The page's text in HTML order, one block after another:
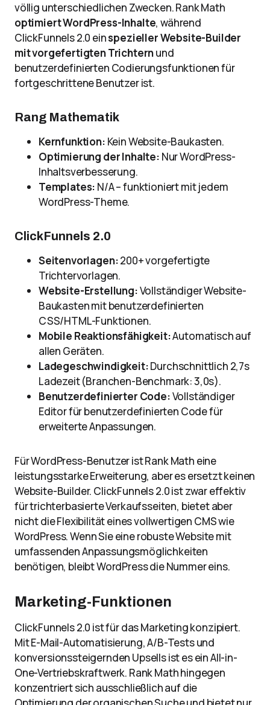
völlig unterschiedlichen Zwecken. Rank Math
optimiert WordPress-Inhalte, während
ClickFunnels 2.0 einspezieller Website-Builder
mit vorgefertigten Trichternund
benutzerdefinierten Codierungsfunktionen für
fortgeschrittene Benutzer ist.
Rang Mathematik
Kernfunktion: Kein Website-Baukasten.
Optimierung der Inhalte: Nur WordPress-
Inhaltsverbesserung.
Templates: N/A – funktioniert mit jedem
WordPress-Theme.
ClickFunnels 2.0
Seitenvorlagen:200+ vorgefertigte
Trichtervorlagen.
Website-Erstellung:Vollständiger Website-
Baukasten mit benutzerdefinierten
CSS/HTML-Funktionen.
Mobile Reaktionsfähigkeit:Automatisch auf
allen Geräten.
Ladegeschwindigkeit:Durchschnittlich 2,7s
Ladezeit (Branchen-Benchmark: 3,0s).
Benutzerdefinierter Code:Vollständiger
Editor für benutzerdefinierten Code für
erweiterte Anpassungen.
Für WordPress-Benutzer ist Rank Math eine
leistungsstarke Erweiterung, aber es ersetzt keinen
Website-Builder. ClickFunnels 2.0 ist zwar effektiv
für trichterbasierte Verkaufsseiten, bietet aber
nicht die Flexibilität eines vollwertigen CMS wie
WordPress. Wenn Sie eine robuste Website mit
umfassenden Anpassungsmöglichkeiten
benötigen, bleibt WordPress die Nummer eins.
Marketing-Funktionen
ClickFunnels 2.0 ist für das Marketing konzipiert.
Mit E-Mail-Automatisierung, A/B-Tests und
konversionssteigernden Upsells ist es ein All-in-
One-Vertriebskraftwerk. Rank Math hingegen
konzentriert sich ausschließlich auf die